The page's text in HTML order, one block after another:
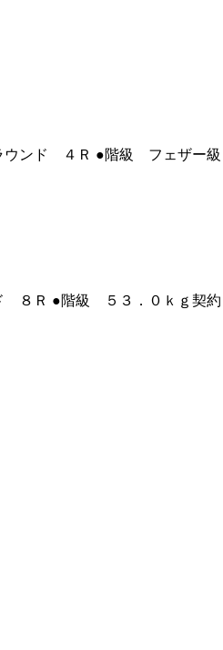
ウンド ４Ｒ ●階級 フェザー級
８Ｒ ●階級 ５３．０ｋｇ契